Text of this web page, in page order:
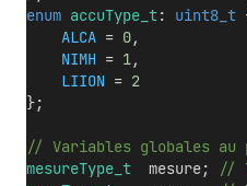
enum accuType_t: uint8_t
ALCA = 0,
NIMH = 1,
LIION = 2
};
// Variables globales au
mesureType_t
  mesure;
//